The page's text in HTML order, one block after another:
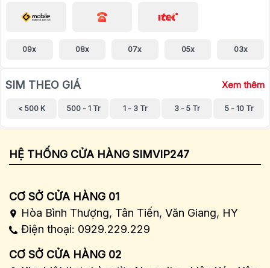
09x 08x 07x 05x 03x
SIM THEO GIÁ Xem thêm
< 500 K 500 - 1 Tr 1 - 3 Tr 3 - 5 Tr 5 - 10 Tr
HỆ THỐNG CỬA HÀNG SIMVIP247
CƠ SỞ CỬA HÀNG 01
Hòa Bình Thượng, Tân Tiến, Văn Giang, HY
Điện thoại: 0929.229.229
CƠ SỞ CỬA HÀNG 02